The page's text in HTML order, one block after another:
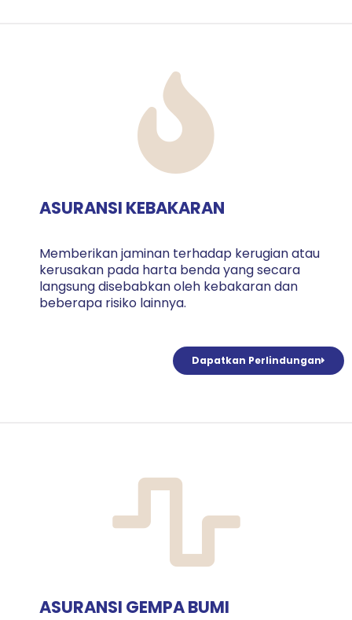
ASURANSI KEBAKARAN
Memberikan jaminan terhadap kerugian atau
kerusakan pada harta benda yang secara
langsung disebabkan oleh kebakaran dan
beberapa risiko lainnya.
Dapatkan Perlindungan
ASURANSI GEMPA BUMI